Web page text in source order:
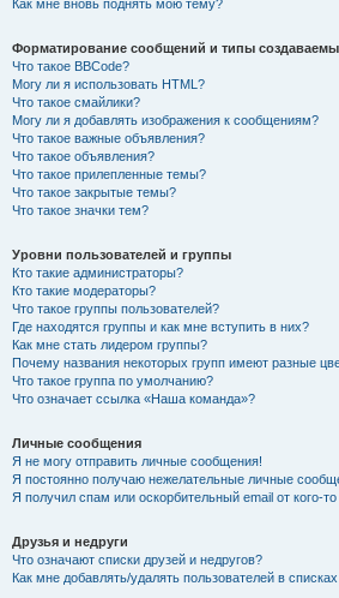
Как мне вновь поднять мою тему?
Форматирование сообщений и типы
Что такое BBCode?
Могу ли я использовать HTML?
Что такое смайлики?
Могу ли я добавлять изображения к сообщениям?
Что такое важные объявления?
Что такое объявления?
Что такое прилепленные темы?
Что такое закрытые темы?
Что такое значки тем?
Уровни пользователей и группы
Кто такие администраторы?
Кто такие модераторы?
Что такое группы пользователей?
Где находятся группы и как мне вступить в них?
Как мне стать лидером группы?
Почему названия некоторых групп имеют разные
Что такое группа по умолчанию?
Что означает ссылка «Наша команда»?
Личные сообщения
Я не могу отправить личные сообщения!
Я постоянно получаю нежелательные личные
Я получил спам или оскорбительный email от кого-
Друзья и недруги
Что означают списки друзей и недругов?
Как мне добавлять/удалять пользователей в